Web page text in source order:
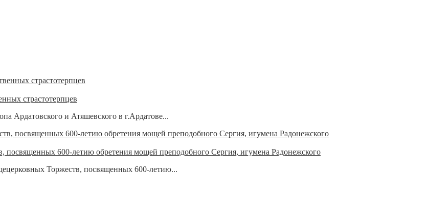
страстотерпцев
Ардатовского и Атяшевского в г.Ардатове...
посвященных 600-летию обретения мощей преподобного Сергия, игумена Радонежского
Торжеств, посвященных 600-летию...